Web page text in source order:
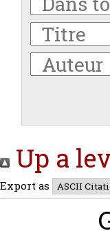
Up a
Export as